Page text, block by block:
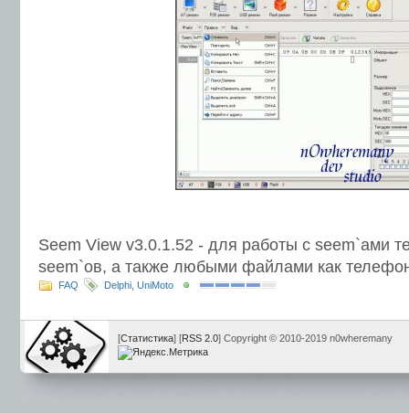
Seem View v3.0.1.52 - для работы с seem`ами
seem`ов, а также любыми файлами как
FAQ Delphi UniMoto
[Статистика] [RSS 2.0] Copyright © 2010-2019 n0wheremany